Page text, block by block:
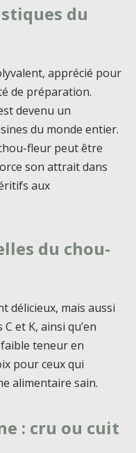
du
apprécié pour
de préparation.
devenu un
du monde entier.
fleur peut être
son attrait dans
aux
du chou-
délicieux, mais aussi
et K, ainsi qu’en
teneur en
pour ceux qui
alimentaire sain.
: cru ou cuit